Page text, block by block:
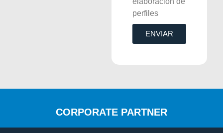
perfiles
ENVIAR
CORPORATE PARTNER